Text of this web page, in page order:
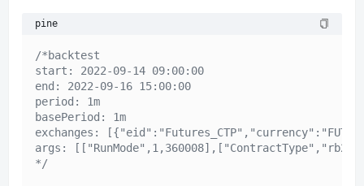
pine
/*backtest
start: 2022-09-14 09:00:00
end: 2022-09-16 15:00:00
period: 1m
basePeriod: 1m
exchanges:
args:
*/